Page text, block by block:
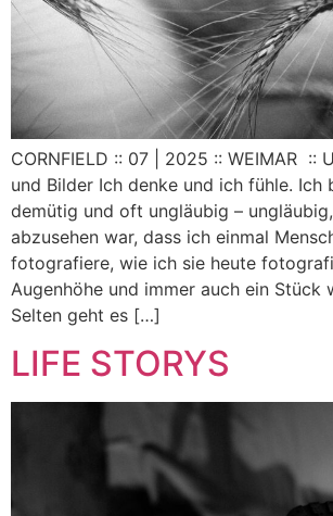
CORNFIELD :: 07 | 2025 :: WEIMAR ::
und Bilder Ich denke und ich fühle. Ich
demütig und oft ungläubig –
abzusehen war, dass ich einmal
fotografiere, wie ich sie heute
Augenhöhe und immer auch ein Stück
Selten geht es […]
LIFE STORYS